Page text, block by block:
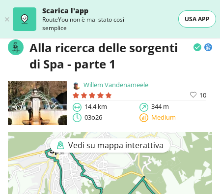
Scarica l'app
RouteYou non è mai stato così
semplice
USA APP
Alla ricerca delle sorgenti
di Spa - parte 1
Willem Vandenameele
10
14,4 km
344 m
03o26
Medium
Vedi su mappa interattiva